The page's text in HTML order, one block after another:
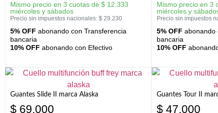
Mismo precio en 3 cuotas de $ 12.333
miércoles y sábados
Precio sin impuestos nacionales: $ 29.230
5% OFF abonando con Transferencia
bancaria
10% OFF abonando con Efectivo
Mismo precio en 3
miércoles y
Precio sin impuestos
5% OFF abonando
bancaria
10% OFF
Guantes Slide II marca Alaska
$ 69.000
Guantes Tour II
$ 47.000